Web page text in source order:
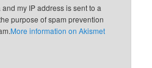
my IP address is sent to a
purpose of spam prevention
More information on Akismet